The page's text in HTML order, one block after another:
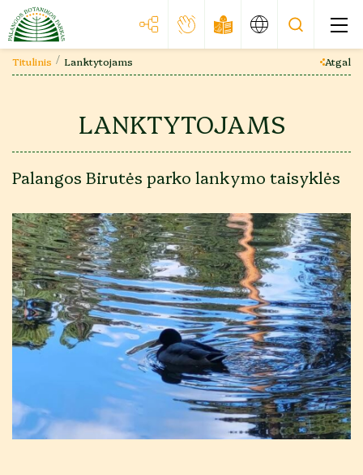
Struktūra
Pareigybės, į kurias pretenduojant turi būti
surinkta informacija
Titulinis Lanktytojams Atgal
LANKTYTOJAMS
Palangos Birutės parko lankymo taisyklės